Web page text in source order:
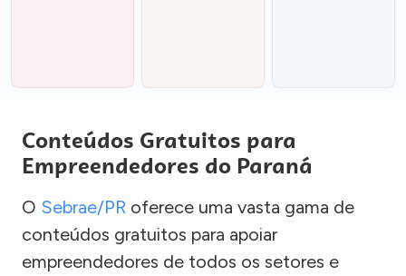
Conteúdos Gratuitos para
Empreendedores do Paraná
O Sebrae/PR oferece uma vasta gama de
conteúdos gratuitos para apoiar
empreendedores de todos os setores e